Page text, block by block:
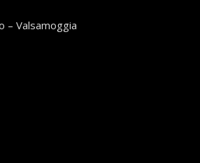
– Valsamoggia